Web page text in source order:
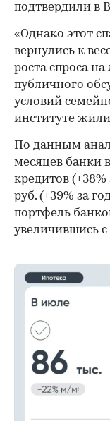
подтвердили в
«Однако этот
вернулись к
роста спроса
публичного
условий
институте
По данным
месяцев банки
кредитов
руб. (+39% за
портфель
увеличившись с